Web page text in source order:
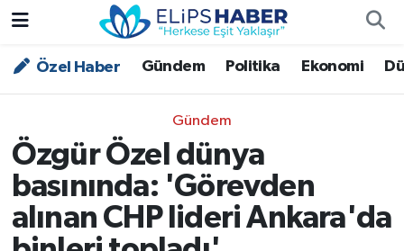
Özel Haber Gündem Politika Ekonomi
Gündem
Özgür Özel dünya
basınında: 'Görevden
alınan CHP lideri Ankara'da
Özel Haber
Asayiş
Bilim - Teknoloji
Nöbetçi Eczaneler
Trafik Durumu
Süper Lig Puan Durumu ve Fikstür